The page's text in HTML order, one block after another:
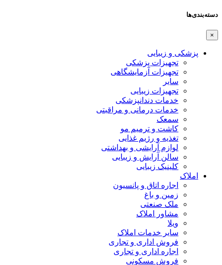
دسته‌بندی‌ها
×
پزشکی و زیبایی
تجهیزات پزشکی
تجهیزات آزمایشگاهی
سایر
تجهیزات زیبایی
خدمات دندانپزشکی
خدمات درمانی و مراقبتی
سمعک
کاشت و ترمیم مو
تغذیه و رژیم غذایی
لوازم آرایشی و بهداشتی
سالن آرایش و زیبایی
کلینیک زیبایی
املاک
اجاره اتاق و پانسیون
زمین و باغ
ملک صنعتی
مشاور املاک
ویلا
سایر خدمات املاک
فروش اداری و تجاری
اجاره اداری و تجاری
فروش مسکونی